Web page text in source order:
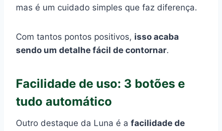
mas é um cuidado simples que faz diferença.
Com tantos pontos positivos, isso acaba
sendo um detalhe fácil de contornar.
Facilidade de uso: 3 botões e
tudo automático
Outro destaque da Luna é a facilidade de